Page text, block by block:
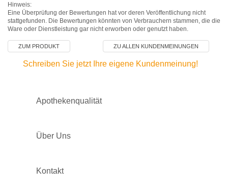
Hinweis:
Eine Überprüfung der Bewertungen hat vor deren Veröffentlichung nicht
stattgefunden. Die Bewertungen könnten von Verbrauchern stammen, die die
Ware oder Dienstleistung gar nicht erworben oder genutzt haben.
ZUM PRODUKT ZU ALLEN KUNDENMEINUNGEN
Schreiben Sie jetzt Ihre eigene Kundenmeinung!
Apothekenqualität
Über Uns
Kontakt